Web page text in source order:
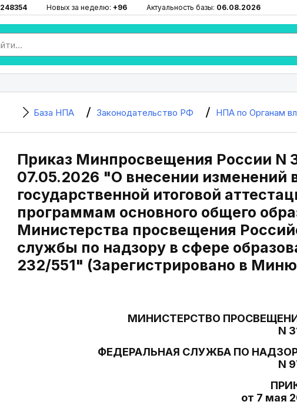
248354 Новых за неделю: +96 Актуальность базы: 06.08.2026
База НПА Законодательство РФ НПА по Органам
Приказ Минпросвещения России N
07.05.2026 "О внесении изменений
государственной итоговой
программам основного общего
Министерства просвещения
службы по надзору в сфере
232/551" (Зарегистрировано в
МИНИСТЕРСТВО
N
ФЕДЕРАЛЬНАЯ СЛУЖБА ПО
N
от 7 мая